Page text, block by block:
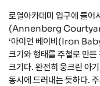
로열아카데미 입구에 들어
(Annenberg Courtyard)
‘아이언 베이비(Iron
크기와 형태를 주철로 만
크기다. 완전히 웅크린 아
동시에 드러내는 듯하다.